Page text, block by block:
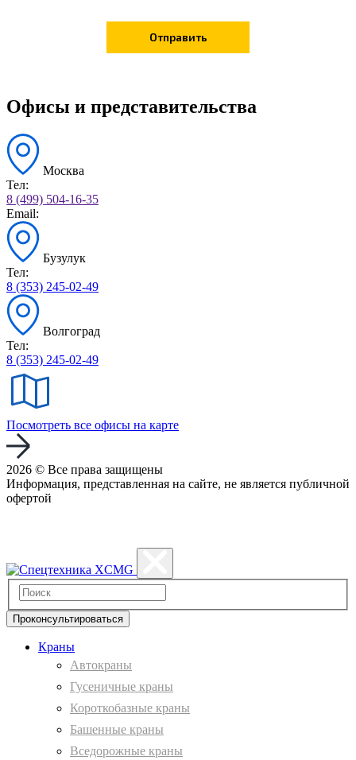
Офисы и представительства
Москва
Тел:
8 (499) 504-16-35
Email:
Бузулук
Тел:
8 (353) 245-02-49
Волгоград
Тел:
8 (353) 245-02-49
Посмотреть все офисы на карте
2026 © Все права защищены
Информация, представленная на сайте, не является публичной
офертой
Проконсультироваться
Краны
Автокраны
Гусеничные краны
Короткобазные краны
Башенные краны
Вcедорожные краны